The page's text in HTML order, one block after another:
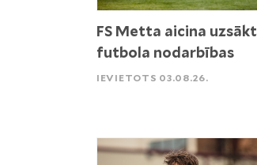
FS Metta aicina uzsākt
futbola nodarbības
IEVIETOTS 03.08.26.